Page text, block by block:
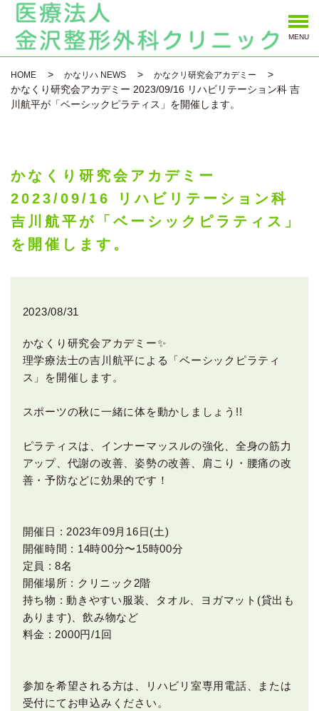
MENU
HOME かなリハ NEWS かなクリ研究会アカデミー
かなくり研究会アカデミー 2023/09/16 リハビリテーション科 吉
川航平が「ベーシックピラティス」を開催します。
かなくり研究会アカデミー
2023/09/16 リハビリテーション科
吉川航平が「ベーシックピラティス」
を開催します。
2023/08/31
かなくり研究会アカデミー✨
理学療法士の吉川航平による「ベーシックピラティ
ス」を開催します。
スポーツの秋に一緒に体を動かしましょう!!
ピラティスは、インナーマッスルの強化、全身の筋力
アップ、代謝の改善、姿勢の改善、肩こり・腰痛の改
善・予防などに効果的です！
開催日 : 2023年09月16日(土)
開催時間 : 14時00分〜15時00分
定員 : 8名
開催場所 : クリニック2階
持ち物 : 動きやすい服装、タオル、ヨガマット(貸出も
あります)、飲み物など
料金 : 2000円/1回
参加を希望される方は、リハビリ室専用電話、または
受付にてお申込みください。